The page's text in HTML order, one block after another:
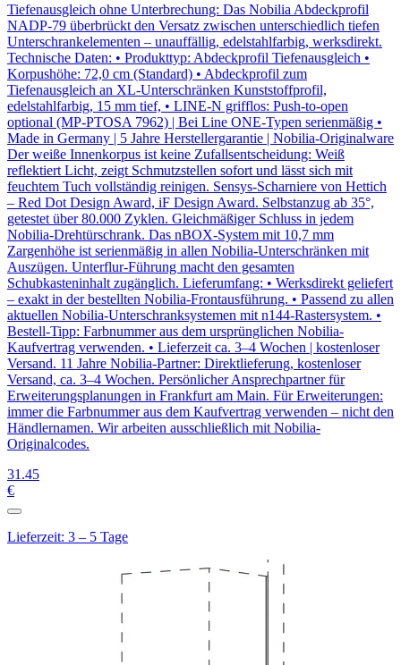
Tiefenausgleich ohne Unterbrechung: Das Nobilia Abdeckprofil
NADP-79 überbrückt den Versatz zwischen unterschiedlich tiefen
Unterschrankelementen – unauffällig, edelstahlfarbig, werksdirekt.
Technische Daten: • Produkttyp: Abdeckprofil Tiefenausgleich •
Korpushöhe: 72,0 cm (Standard) • Abdeckprofil zum
Tiefenausgleich an XL-Unterschränken Kunststoffprofil,
edelstahlfarbig, 15 mm tief, • LINE-N grifflos: Push-to-open
optional (MP-PTOSA 7962) | Bei Line ONE-Typen serienmäßig •
Made in Germany | 5 Jahre Herstellergarantie | Nobilia-Originalware
Der weiße Innenkorpus ist keine Zufallsentscheidung: Weiß
reflektiert Licht, zeigt Schmutzstellen sofort und lässt sich mit
feuchtem Tuch vollständig reinigen. Sensys-Scharniere von Hettich
– Red Dot Design Award, iF Design Award. Selbstanzug ab 35°,
getestet über 80.000 Zyklen. Gleichmäßiger Schluss in jedem
Nobilia-Drehtürschrank. Das nBOX-System mit 10,7 mm
Zargenhöhe ist serienmäßig in allen Nobilia-Unterschränken mit
Auszügen. Unterflur-Führung macht den gesamten
Schubkasteninhalt zugänglich. Lieferumfang: • Werksdirekt geliefert
– exakt in der bestellten Nobilia-Frontausführung. • Passend zu allen
aktuellen Nobilia-Unterschranksystemen mit n144-Rastersystem. •
Bestell-Tipp: Farbnummer aus dem ursprünglichen Nobilia-
Kaufvertrag verwenden. • Lieferzeit ca. 3–4 Wochen | kostenloser
Versand. 11 Jahre Nobilia-Partner: Direktlieferung, kostenloser
Versand, ca. 3–4 Wochen. Persönlicher Ansprechpartner für
Erweiterungsplanungen in Frankfurt am Main. Für Erweiterungen:
immer die Farbnummer aus dem Kaufvertrag verwenden – nicht den
Händlernamen. Wir arbeiten ausschließlich mit Nobilia-
Originalcodes.
31 .45
€
Lieferzeit: 3 – 5 Tage